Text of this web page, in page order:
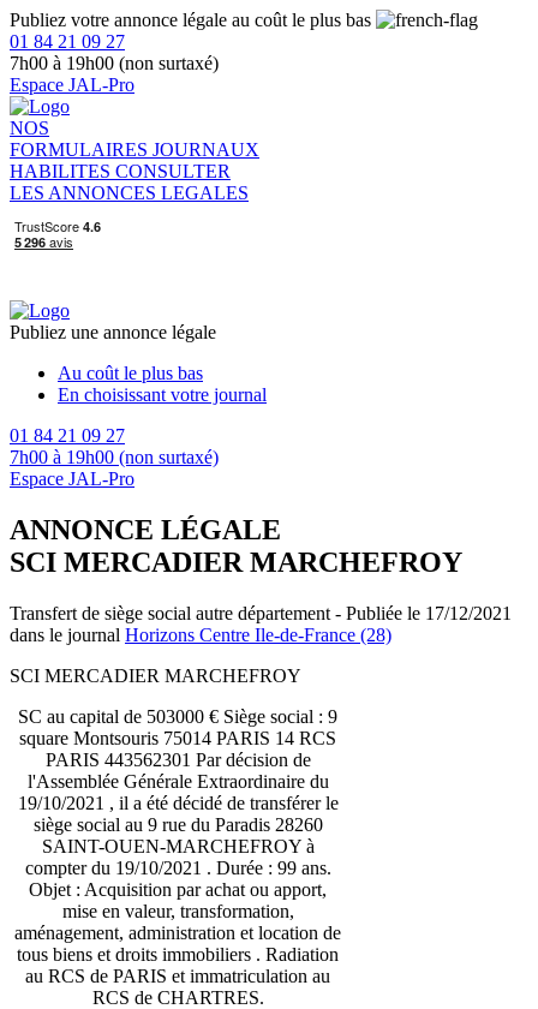
Publiez votre annonce légale au coût le plus bas
01 84 21 09 27
7h00 à 19h00 (non surtaxé)
Espace JAL-Pro
NOS
FORMULAIRES JOURNAUX
HABILITES CONSULTER
LES ANNONCES LEGALES
Publiez une annonce légale
Au coût le plus bas
En choisissant votre journal
01 84 21 09 27
7h00 à 19h00 (non surtaxé)
Espace JAL-Pro
ANNONCE LÉGALE
SCI MERCADIER MARCHEFROY
Transfert de siège social autre département - Publiée le 17/12/2021
dans le journal Horizons Centre Ile-de-France (28)
SCI MERCADIER MARCHEFROY
SC au capital de 503000 € Siège social : 9
square Montsouris 75014 PARIS 14 RCS
PARIS 443562301 Par décision de
l'Assemblée Générale Extraordinaire du
19/10/2021 , il a été décidé de transférer le
siège social au 9 rue du Paradis 28260
SAINT-OUEN-MARCHEFROY à
compter du 19/10/2021 . Durée : 99 ans.
Objet : Acquisition par achat ou apport,
mise en valeur, transformation,
aménagement, administration et location de
tous biens et droits immobiliers . Radiation
au RCS de PARIS et immatriculation au
RCS de CHARTRES.